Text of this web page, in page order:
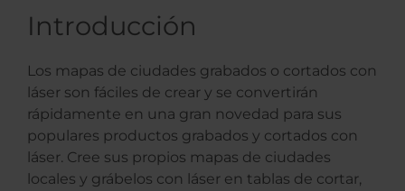
Introducción
Los mapas de ciudades grabados o cortados con
láser son fáciles de crear y se convertirán
rápidamente en una gran novedad para sus
populares productos grabados y cortados con
láser. Cree sus propios mapas de ciudades
locales y grábelos con láser en tablas de cortar,